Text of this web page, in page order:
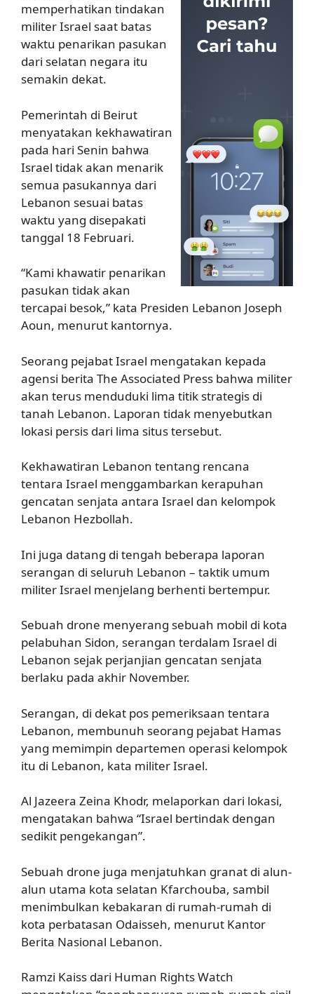
memperhatikan tindakan
militer Israel saat batas
waktu penarikan pasukan
dari selatan negara itu
semakin dekat.
Pemerintah di Beirut
menyatakan kekhawatiran
pada hari Senin bahwa
Israel tidak akan menarik
semua pasukannya dari
Lebanon sesuai batas
waktu yang disepakati
tanggal 18 Februari.
“Kami khawatir penarikan
pasukan tidak akan
tercapai besok,” kata Presiden Lebanon Joseph
Aoun, menurut kantornya.
Seorang pejabat Israel mengatakan kepada
agensi berita The Associated Press bahwa militer
akan terus menduduki lima titik strategis di
tanah Lebanon. Laporan tidak menyebutkan
lokasi persis dari lima situs tersebut.
Kekhawatiran Lebanon tentang rencana
tentara Israel menggambarkan kerapuhan
gencatan senjata antara Israel dan kelompok
Lebanon Hezbollah.
Ini juga datang di tengah beberapa laporan
serangan di seluruh Lebanon – taktik umum
militer Israel menjelang berhenti bertempur.
Sebuah drone menyerang sebuah mobil di kota
pelabuhan Sidon, serangan terdalam Israel di
Lebanon sejak perjanjian gencatan senjata
berlaku pada akhir November.
Serangan, di dekat pos pemeriksaan tentara
Lebanon, membunuh seorang pejabat Hamas
yang memimpin departemen operasi kelompok
itu di Lebanon, kata militer Israel.
Al Jazeera Zeina Khodr, melaporkan dari lokasi,
mengatakan bahwa “Israel bertindak dengan
sedikit pengekangan”.
Sebuah drone juga menjatuhkan granat di alun-
alun utama kota selatan Kfarchouba, sambil
menimbulkan kebakaran di rumah-rumah di
kota perbatasan Odaisseh, menurut Kantor
Berita Nasional Lebanon.
Ramzi Kaiss dari Human Rights Watch